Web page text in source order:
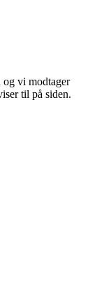
vi modtager
til på siden.